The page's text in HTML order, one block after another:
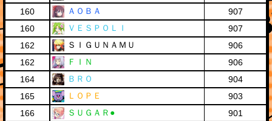
160
ＡＯＢＡ
907
160
ＶＥＳＰＯＬＩ
907
162
ＳＩＧＵＮＡＭＵ
906
162
ＦＩＮ
906
164
ＢＲＯ
904
165
ＬＯＰＥ
903
166
ＳＵＧＡＲ●
901